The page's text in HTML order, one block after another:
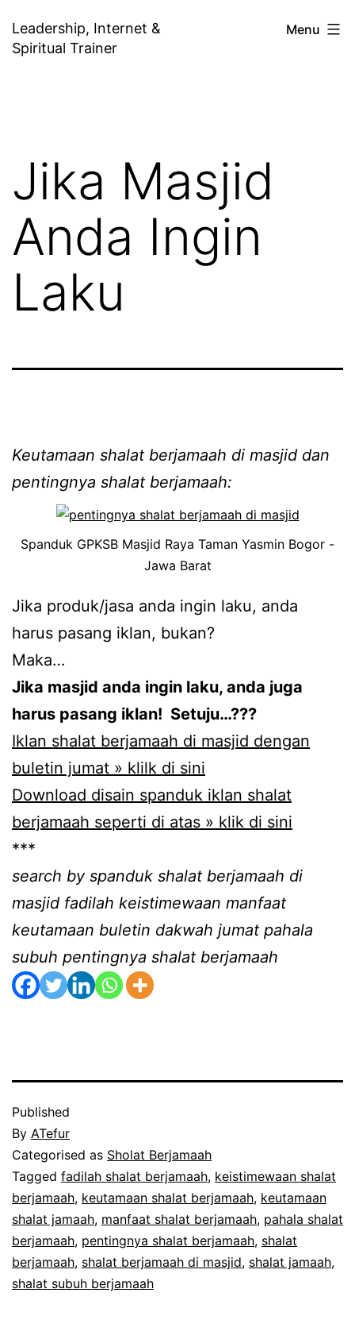
to
Leadership, Internet &
Spiritual Trainer
Menu
Jika Masjid
Anda Ingin
Laku
Keutamaan shalat berjamaah di masjid dan
pentingnya shalat berjamaah:
Spanduk GPKSB Masjid Raya Taman Yasmin Bogor -
Jawa Barat
Jika produk/jasa anda ingin laku, anda
harus pasang iklan, bukan?
Maka…
Jika masjid anda ingin laku, anda juga
harus pasang iklan! Setuju…???
Iklan shalat berjamaah di masjid dengan
buletin jumat » klilk di sini
Download disain spanduk iklan shalat
berjamaah seperti di atas » klik di sini
***
search by spanduk shalat berjamaah di
masjid fadilah keistimewaan manfaat
keutamaan buletin dakwah jumat pahala
subuh pentingnya shalat berjamaah
Published
By ATefur
Categorised as Sholat Berjamaah
Tagged fadilah shalat berjamaah, keistimewaan shalat
berjamaah, keutamaan shalat berjamaah, keutamaan
shalat jamaah, manfaat shalat berjamaah, pahala shalat
berjamaah, pentingnya shalat berjamaah, shalat
berjamaah, shalat berjamaah di masjid, shalat jamaah,
shalat subuh berjamaah